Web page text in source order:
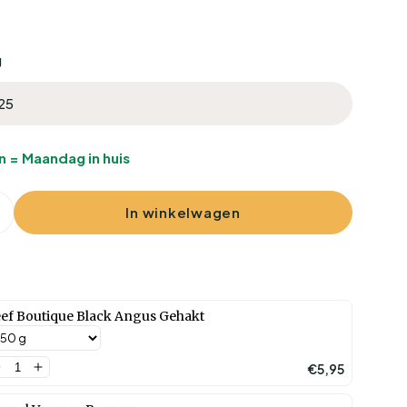
= Maandag in huis
verlagen voor The Black Entrecote
de hoeveelheid voor The Black
In winkelwagen
Boutique Black Angus Gehakt
€5,95